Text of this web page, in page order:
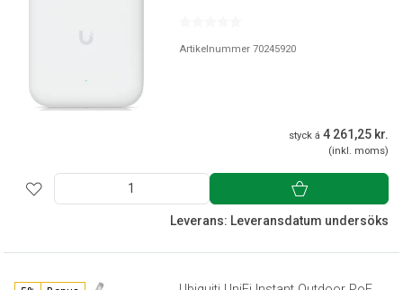
Artikelnummer 70245920
styck á 4 261,25 kr.
(inkl. moms)
Leverans: Leveransdatum undersöks